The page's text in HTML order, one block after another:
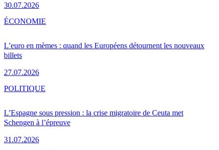
30.07.2026
L’euro en mèmes : quand les Européens détournent les nouveaux
billets
27.07.2026
ÉCONOMIE
L’Espagne sous pression : la crise migratoire de Ceuta met
Schengen à l’épreuve
31.07.2026
POLITIQUE